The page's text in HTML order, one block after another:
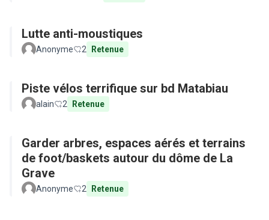
Lutte anti-moustiques
Anonyme 2 Retenue
Piste vélos terrifique sur bd Matabiau
alain 2 Retenue
Garder arbres, espaces aérés et terrains
de foot/baskets autour du dôme de La
Grave
Anonyme 2 Retenue